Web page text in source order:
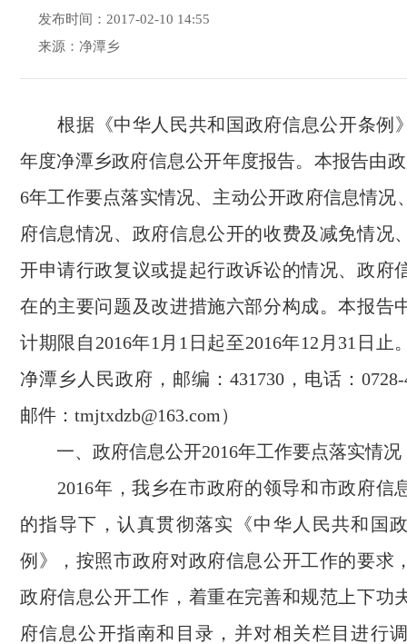
发布时间：2017-02-10 14:55
来源：净潭乡
根据《中华人民共和国政府信息公开条例
年度净潭乡政府信息公开年度报告。本报告由
6年工作要点落实情况、主动公开政府信息情况
府信息情况、政府信息公开的收费及减免情况
开申请行政复议或提起行政诉讼的情况、政府
在的主要问题及改进措施六部分构成。本报告
计期限自2016年1月1日起至2016年12月31日止
净潭乡人民政府，邮编：431730，电话：0728-
邮件：tmjtxdzb@163.com）
一、政府信息公开2016年工作要点落实情况
2016年，我乡在市政府的领导和市政府信
的指导下，认真贯彻落实《中华人民共和国
例》，按照市政府对政府信息公开工作的要求
政府信息公开工作，着重在完善和规范上下功
府信息公开指南和目录，并对相关栏目进行